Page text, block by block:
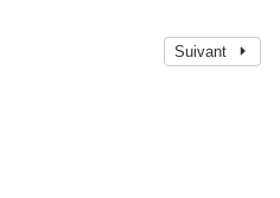
Suivant